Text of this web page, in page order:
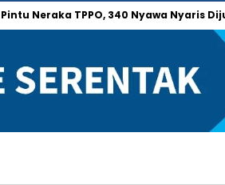
Neraka TPPO, 340 Nyawa Nyaris Dijual